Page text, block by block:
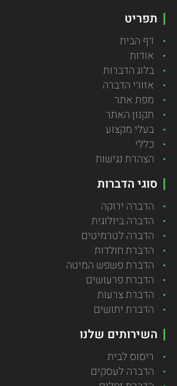
תפריט
דף הבית
אודות
בלוג הדברות
אזורי הדברה
מפת אתר
תקנון האתר
בעלי מקצוע
כללי
הצהרת נגישות
סוגי הדברות
הדברה ירוקה
הדברה ביולוגית
הדברה לטרמיטים
הדברת חולדות
הדברת פשפש המיטה
הדברת פרעושים
הדברת צרעות
הדברת יתושים
השירותים שלנו
ריסוס לבית
הדברה לעסקים